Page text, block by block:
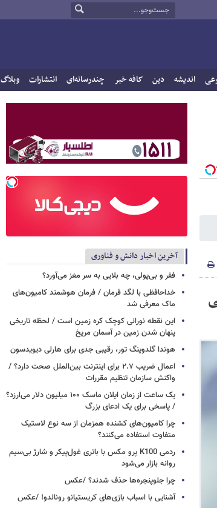
اندیشه دین کافه خبر چندرسانه‌ای انتشارات وبلاگ
آخرین اخبار دانش و فناوری
فقر و بی‌پولی، چه بلایی به سر مغز می‌آورد؟
خداحافظی با لگد فرمان / فرمان هوشمند کامیون‌های
ماک معرفی شد
این نقطه نورانی کوچک کره زمین است / لحظه تاریخی
پنهان شدن زمین در آسمان مریخ
هوندا گلدوینگ تور، رقیبی جدی برای هارلی دیویدسون
اعمال ضریب ۲.۷ برای اینترنت بین‌الملل صحت دارد؟ /
واکنش سازمان تنظیم مقررات
یک ساعت از زمان ایلان ماسک ۱۰۰ میلیون دلار می‌ارزد؟
/ پاسخی برای یک ادعای بزرگ
چرا کامیون‌های کشنده همزمان از سه نوع لاستیک
متفاوت استفاده می‌کنند؟
ردمی K100 پرو مکس با باتری غول‌پیکر و شارژ بی‌سیم
روانه بازار می‌شود
چرا جلوپنجره‌ها حذف شدند؟ /عکس
آشنایی با اسباب‌ بازی‌های کریستیانو رونالدو! /عکس